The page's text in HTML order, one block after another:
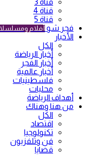
قناة 3
قناة 4
قناة 5
فجر شو أفلام
الأخبار
الكل
أخبار الرياضة
أخبار الفجر
أخبار عالمية
فلسطينيات
محليات
أهداف الرياضة
من هنا وهناك
الكل
اقتصاد
تكنولوجيا
فن وتلفزيون
قضايا